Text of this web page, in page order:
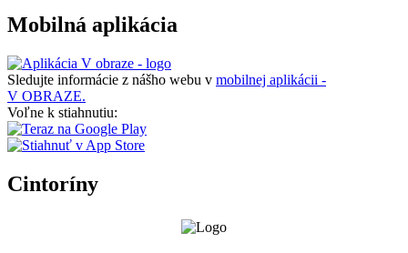
Mobilná aplikácia
Sledujte informácie z nášho webu v mobilnej aplikácii -
V OBRAZE.
Voľne k stiahnutiu:
Cintoríny